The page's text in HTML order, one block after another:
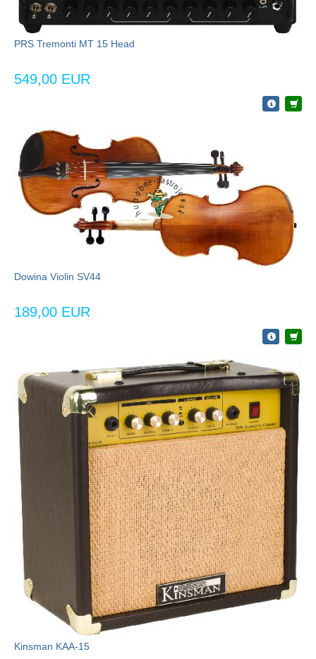
PRS Tremonti MT 15 Head
549,00 EUR
Dowina Violin SV44
189,00 EUR
Kinsman KAA-15